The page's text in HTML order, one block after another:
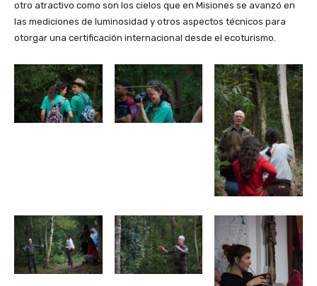
otro atractivo como son los cielos que en Misiones se avanzó en
las mediciones de luminosidad y otros aspectos técnicos para
otorgar una certificación internacional desde el ecoturismo.